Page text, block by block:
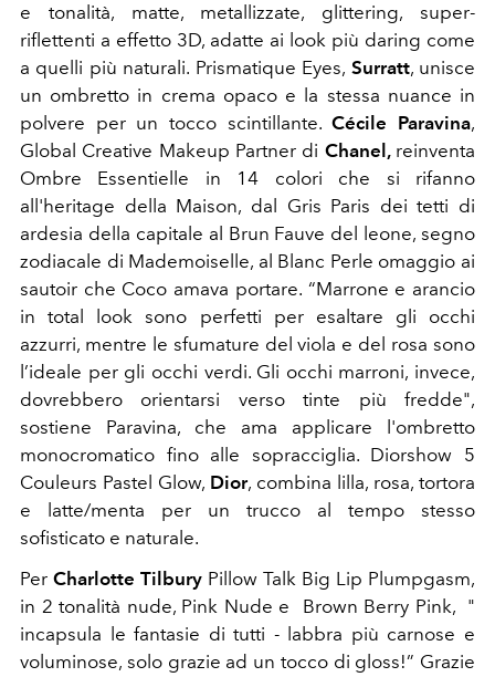
e tonalità, matte, metallizzate, glittering, super-
riflettenti a effetto 3D, adatte ai look più daring come
a quelli più naturali. Prismatique Eyes, Surratt, unisce
un ombretto in crema opaco e la stessa nuance in
polvere per un tocco scintillante.Cécile Paravina,
Global Creative Makeup Partner di Chanel, reinventa
Ombre Essentielle
in
14 colori che si rifanno
all'heritage della Maison, dal Gris Paris dei tetti di
ardesia della capitale al Brun Fauve del leone, segno
zodiacale di Mademoiselle, al Blanc Perle omaggio ai
sautoir che Coco amava portare. “Marrone e arancio
in total look sono perfetti per esaltare gli occhi
azzurri, mentre le sfumature del viola e del rosa sono
l’ideale per gli occhi verdi. Gli occhi marroni, invece,
dovrebbero orientarsi verso tinte più fredde",
sostiene Paravina, che ama applicare l'ombretto
monocromatico fino alle sopracciglia. Diorshow 5
Couleurs Pastel Glow, Dior, combina lilla, rosa, tortora
e latte/menta per un trucco al tempo stesso
sofisticato e naturale.
Per Charlotte Tilbury Pillow Talk Big Lip Plumpgasm,
in 2 tonalità nude, Pink Nude e Brown Berry Pink, "
incapsula le fantasie di tutti - labbra più carnose e
voluminose, solo grazie ad un tocco di gloss!” Grazie